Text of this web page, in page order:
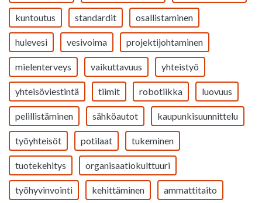
kuntoutus standardit osallistaminen
hulevesi vesivoima projektijohtaminen
mielenterveys vaikuttavuus yhteistyö
yhteisöviestintä tiimit robotiikka luovuus
pelillistäminen sähköautot kaupunkisuunnittelu
työyhteisöt potilaat tukeminen
tuotekehitys organisaatiokulttuuri
työhyvinvointi kehittäminen ammattitaito